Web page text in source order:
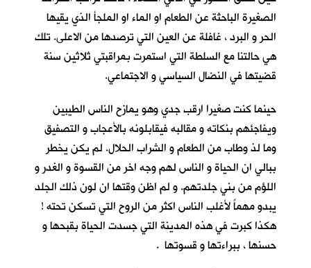
الصغيرة الباحثة عن الطعام او الماء او الملجأ الذي يقيها
الحر و البرد ، غافلة عن العين التي ترصدها من الاعلى. تلك
هي حالتنا مع السلطة التي استمرت بمراقبتي ثلاثين سنة
قضيتها في النضال السياسي و الاجتماعي.
حينما كنت صغيرا ارقب جدي وهو يمازح الناس الطيبين
ويفاجئهم بنكاته و مقالبه فيقابلونه بالأعجاب و التصفيق
وما لذ وطاب من الطعام و الشراب الحلال. لم يكن يخطر
ببالي ان الحياة و الناس لهم وجه اخر من القسوة و الغدر و
اللؤم من بني جلدتهم. و لم اظن وقتها ان لون ذلك الجلد
يبدو مهماً لأغلب الناس اكثر من الروح التي تسكن تحته !
هكذا كبرت في هذه المدينة التي جسدت الحياة بقبحها و
حسنها ، ببراءتها و قسوتها .